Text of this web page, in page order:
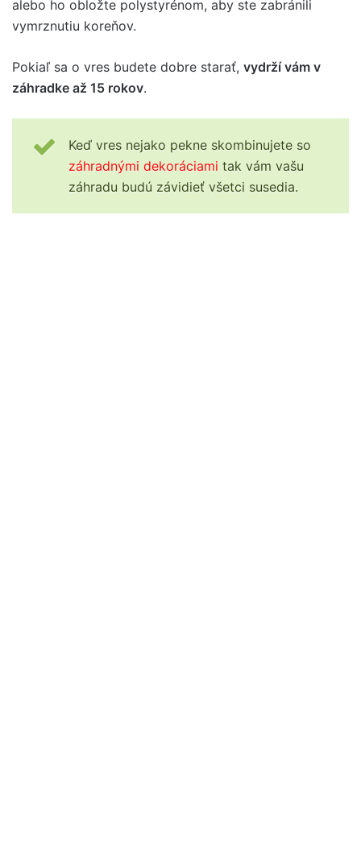
alebo ho obložte polystyrénom, aby ste zabránili
vymrznutiu koreňov.
Pokiaľ sa o vres budete dobre starať, vydrží vám v
záhradke až 15 rokov.
Keď vres nejako pekne skombinujete so
záhradnými dekoráciami tak vám vašu
záhradu budú závidieť všetci susedia.